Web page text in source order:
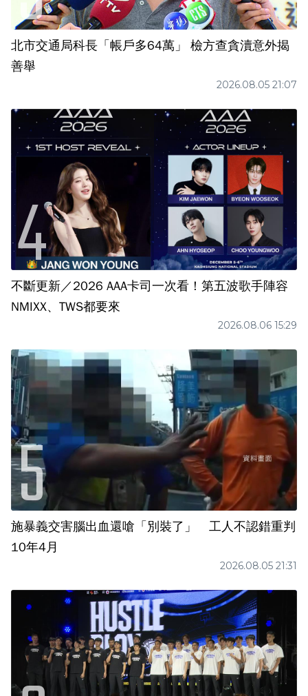
北市交通局科長「帳戶多64萬」 檢方查貪瀆意外揭
善舉
2026.08.05 21:07
不斷更新／2026 AAA卡司一次看！第五波歌手陣容
NMIXX、TWS都要來
2026.08.06 15:29
施暴義交害腦出血還嗆「別裝了」 工人不認錯重判
10年4月
2026.08.05 21:31